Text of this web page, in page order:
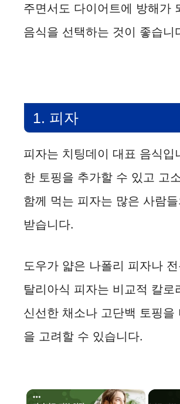
주면서도 다이어트에 방해가
음식을 선택하는 것이 좋습니
1. 피자
피자는 치팅데이 대표 음식입
한 토핑을 추가할 수 있고 고
함께 먹는 피자는 많은 사람
받습니다.
도우가 얇은 나폴리 피자나
탈리아식 피자는 비교적 칼로
신선한 채소나 고단백 토핑을
을 고려할 수 있습니다.
×